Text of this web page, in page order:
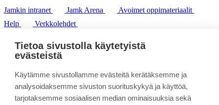
Jamkin intranet Jamk Arena
Avoimet oppimateriaalit
Help
Verkkolehdet
puh. +358 20 743 8100
fax. +358 14 449 9694
Tietoa sivustolla käytetyistä
evästeistä
Käytämme sivustollamme evästeitä kerätäksemme ja
analysoidaksemme sivuston suorituskykyä ja käyttöä,
tarjotaksemme sosiaalisen median ominaisuuksia sekä